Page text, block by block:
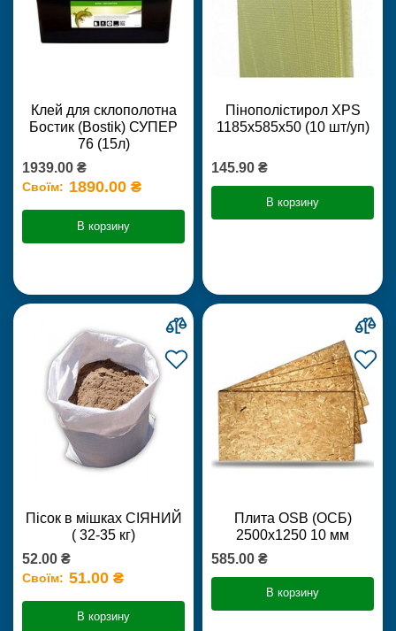
Клей для склополотна
Бостик (Bostik) СУПЕР
76 (15л)
1939.00 ₴
Своїм: 1890.00 ₴
В корзину
Пінополістирол XPS
1185х585х50 (10 шт/уп)
145.90 ₴
В корзину
Пісок в мішках СІЯНИЙ
( 32-35 кг)
52.00 ₴
Своїм: 51.00 ₴
В корзину
Плита OSB (ОСБ)
2500х1250 10 мм
585.00 ₴
В корзину